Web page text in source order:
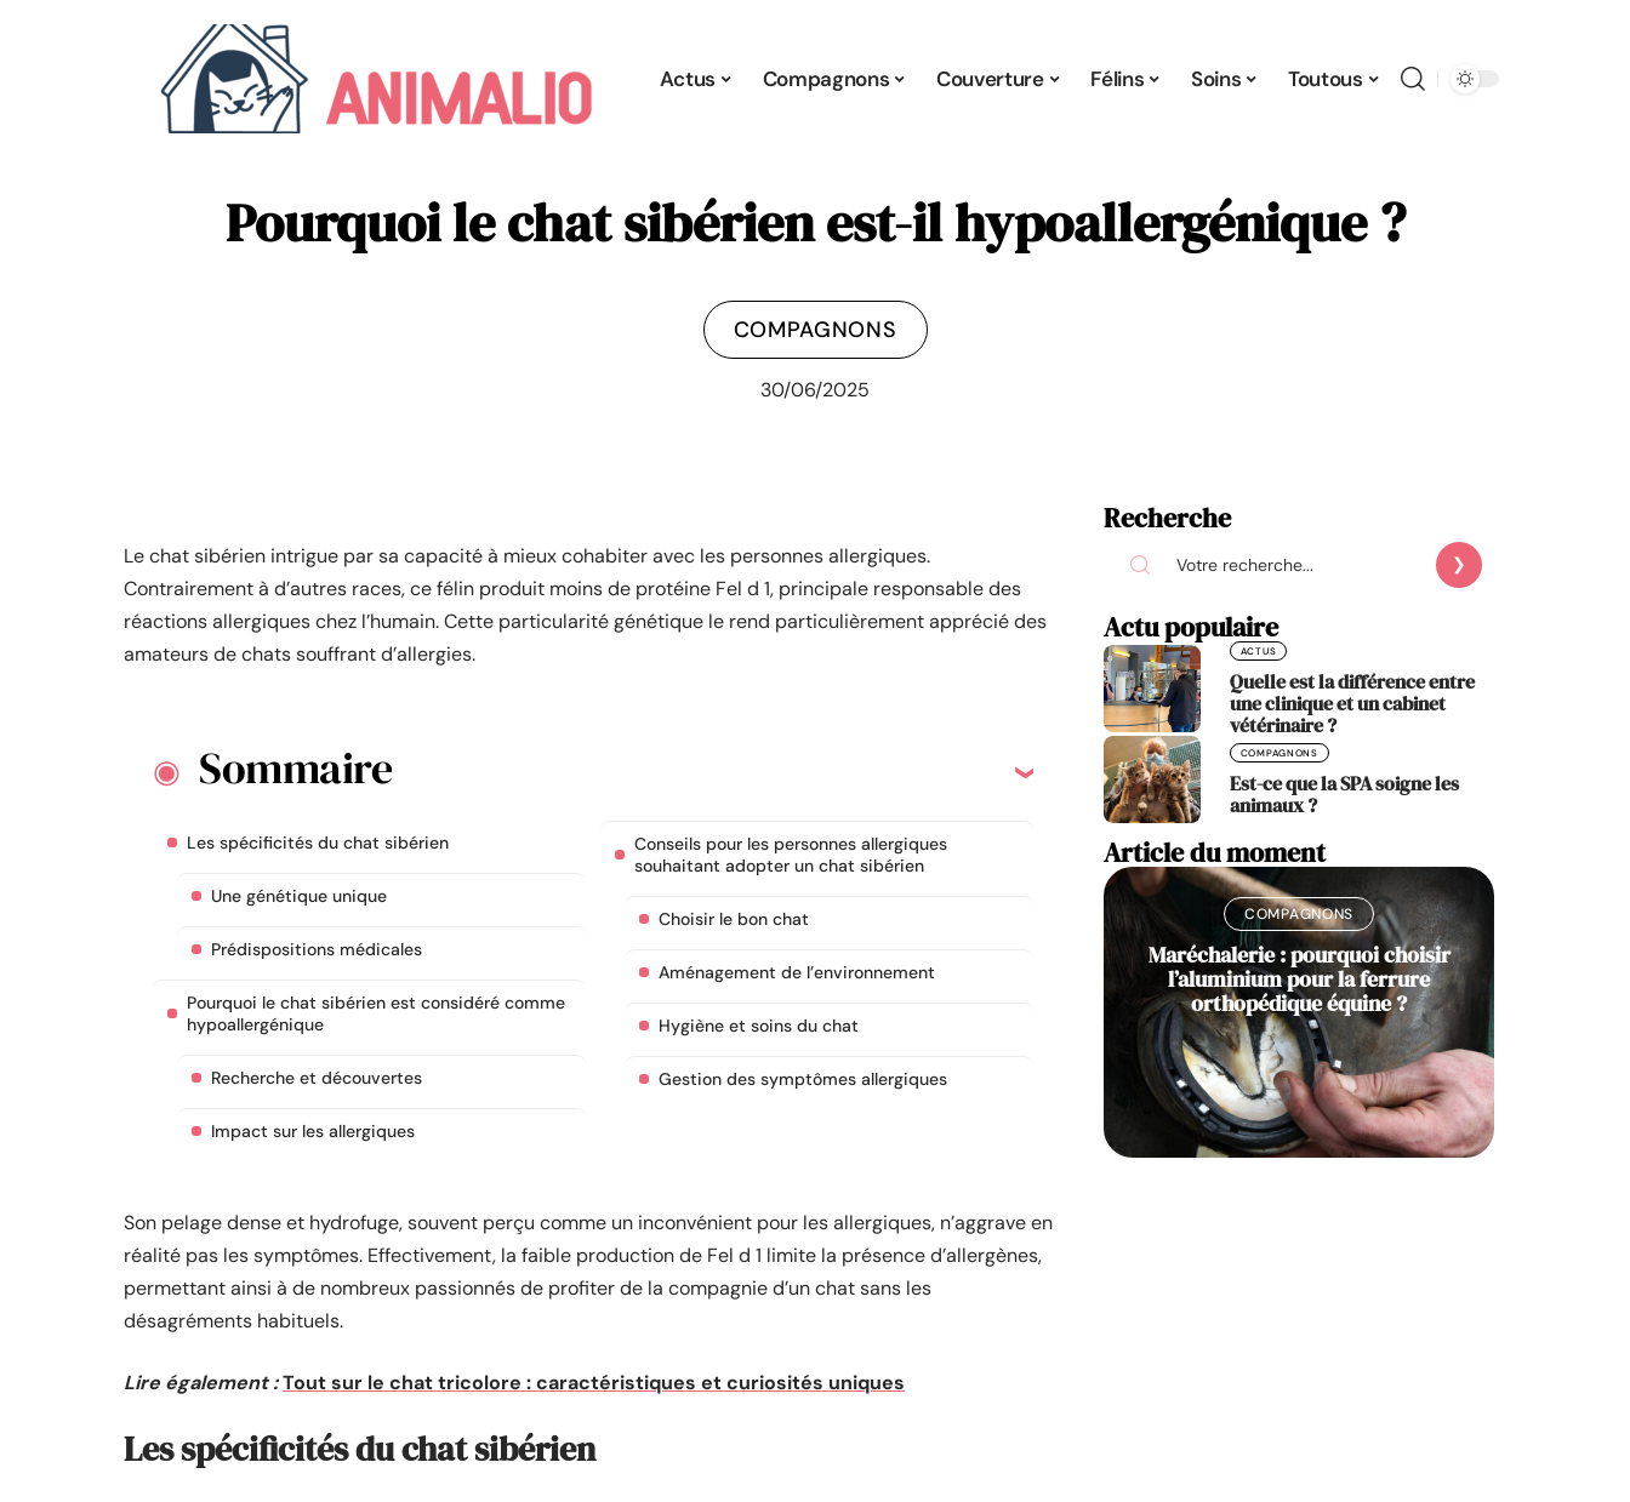
Actus Compagnons Couverture Félins Soins Toutous
Pourquoi le chat sibérien est-il hypoallergénique ?
COMPAGNONS
30/06/2025
Le chat sibérien intrigue par sa capacité à mieux cohabiter avec les personnes allergiques.
Contrairement à d’autres races, ce félin produit moins de protéine Fel d 1, principale responsable des
réactions allergiques chez l’humain. Cette particularité génétique le rend particulièrement apprécié des
amateurs de chats souffrant d’allergies.
Sommaire
Les spécificités du chat sibérien
Une génétique unique
Prédispositions médicales
Pourquoi le chat sibérien est considéré comme
hypoallergénique
Recherche et découvertes
Impact sur les allergiques
Conseils pour les personnes allergiques
souhaitant adopter un chat sibérien
Choisir le bon chat
Aménagement de l’environnement
Hygiène et soins du chat
Gestion des symptômes allergiques
Son pelage dense et hydrofuge, souvent perçu comme un inconvénient pour les allergiques, n’aggrave en
réalité pas les symptômes. Effectivement, la faible production de Fel d 1 limite la présence d’allergènes,
permettant ainsi à de nombreux passionnés de profiter de la compagnie d’un chat sans les
désagréments habituels.
Lire également :Tout sur le chat tricolore : caractéristiques et curiosités uniques
Les spécificités du chat sibérien
Recherche
Actu populaire
ACTUS
Quelle est la différence entre
une clinique et un cabinet
vétérinaire ?
COMPAGNONS
Est-ce que la SPA soigne les
animaux ?
Article du moment
COMPAGNONS
Maréchalerie : pourquoi choisir
l’aluminium pour la ferrure
orthopédique équine ?